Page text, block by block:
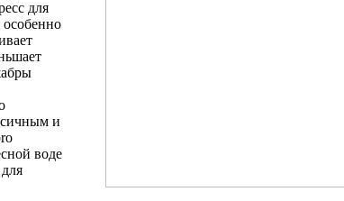
для
особенно
и
воде
для